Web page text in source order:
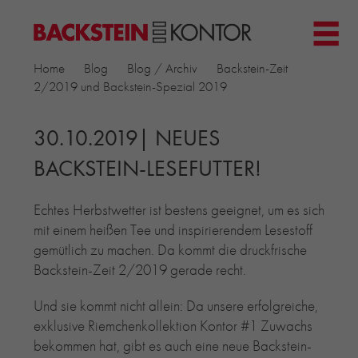
PROJEKTE
▼
KIRCHEN
MEHRFAMILIENHÄUSER
MUSEEN
ÖFFENTLICHE BAUTEN
BILDUNG & FORSCHUNG
PRODUKTE
▼
ALLGEMEINE RIEMCHENKOLLEKTIONEN
PETERSEN TEGL
Home Blog Blog / Archiv
Backstein-Zeit
2/2019 und Backstein-Spezial 2019
30.10.2019| NEUES
BACKSTEIN-LESEFUTTER!
Echtes Herbstwetter ist bestens geeignet, um es sich
mit einem heißen Tee und inspirierendem Lesestoff
gemütlich zu machen. Da kommt die druckfrische
Backstein-Zeit 2/2019 gerade recht.
Und sie kommt nicht allein: Da unsere erfolgreiche,
exklusive Riemchenkollektion Kontor #1 Zuwachs
bekommen hat, gibt es auch eine neue Backstein-